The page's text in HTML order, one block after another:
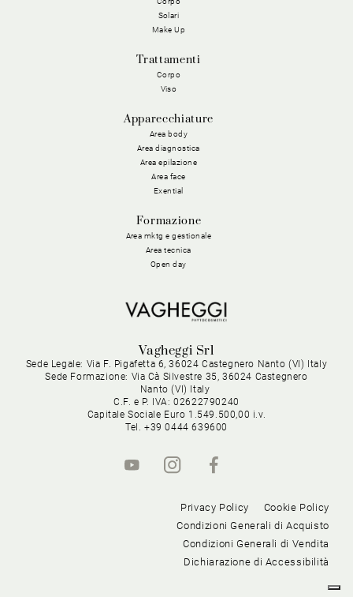
Solari
Make Up
Trattamenti
Corpo
Viso
Apparecchiature
Area body
Area diagnostica
Area epilazione
Area face
Exential
Formazione
Area mktg e gestionale
Area tecnica
Open day
Vagheggi Srl
Sede Legale: Via F. Pigafetta 6, 36024 Castegnero Nanto (VI) Italy
Sede Formazione: Via Cà Silvestre 35, 36024 Castegnero
Nanto (VI) Italy
C.F. e P. IVA: 02622790240
Capitale Sociale Euro 1.549.500,00 i.v.
Tel. +39 0444 639600
Privacy Policy
Cookie Policy
Condizioni Generali di Acquisto
Condizioni Generali di Vendita
Dichiarazione di Accessibilità